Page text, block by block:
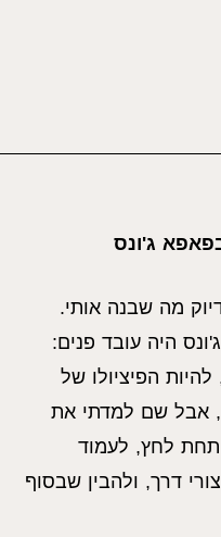
ג'ונס
מה שבנה אותי.
היה עובד פנים:
הפיציולו של
אבל שם למדתי את
לחץ, לעמוד
דרך, ולהבין שבסוף